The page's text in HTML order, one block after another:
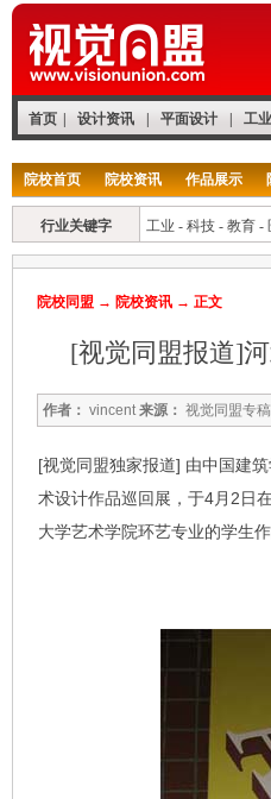
首页 设计资讯 平面设计 工
院校首页 院校资讯 作品展示
行业关键字 工业 - 科技 - 教育 -
院校同盟 → 院校资讯 → 正文
[视觉同盟报道]
作者： vincent来源： 视觉同盟专稿
[视觉同盟独家报道] 由中国建
术设计作品巡回展，于4月2日
大学艺术学院环艺专业的学生作